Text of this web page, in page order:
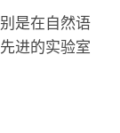
是在自然语
进的实验室